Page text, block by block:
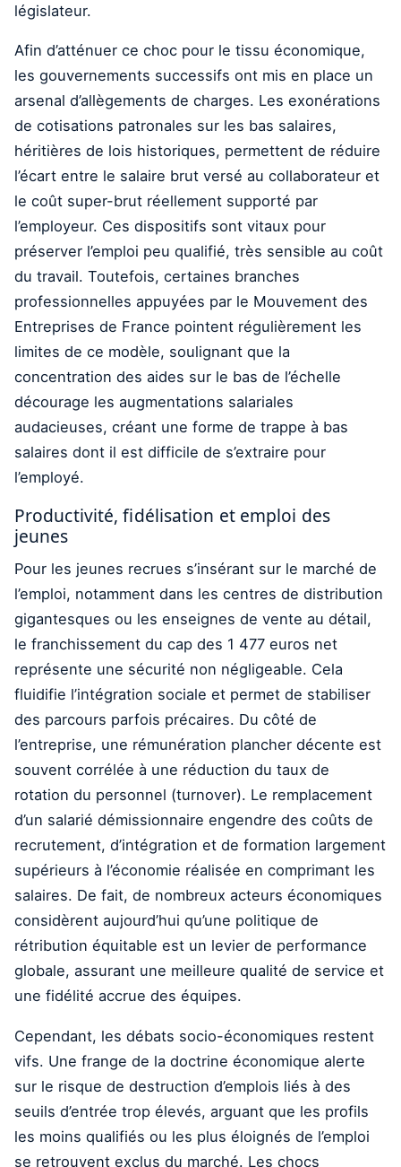
législateur.
Afin d’atténuer ce choc pour le tissu économique,
les gouvernements successifs ont mis en place un
arsenal d’allègements de charges. Les exonérations
de cotisations patronales sur les bas salaires,
héritières de lois historiques, permettent de réduire
l’écart entre le salaire brut versé au collaborateur et
le coût super-brut réellement supporté par
l’employeur. Ces dispositifs sont vitaux pour
préserver l’emploi peu qualifié, très sensible au coût
du travail. Toutefois, certaines branches
professionnelles appuyées par le Mouvement des
Entreprises de France pointent régulièrement les
limites de ce modèle, soulignant que la
concentration des aides sur le bas de l’échelle
décourage les augmentations salariales
audacieuses, créant une forme de trappe à bas
salaires dont il est difficile de s’extraire pour
l’employé.
Productivité, fidélisation et emploi des
jeunes
Pour les jeunes recrues s’insérant sur le marché de
l’emploi, notamment dans les centres de distribution
gigantesques ou les enseignes de vente au détail,
le franchissement du cap des 1 477 euros net
représente une sécurité non négligeable. Cela
fluidifie l’intégration sociale et permet de stabiliser
des parcours parfois précaires. Du côté de
l’entreprise, une rémunération plancher décente est
souvent corrélée à une réduction du taux de
rotation du personnel (turnover). Le remplacement
d’un salarié démissionnaire engendre des coûts de
recrutement, d’intégration et de formation largement
supérieurs à l’économie réalisée en comprimant les
salaires. De fait, de nombreux acteurs économiques
considèrent aujourd’hui qu’une politique de
rétribution équitable est un levier de performance
globale, assurant une meilleure qualité de service et
une fidélité accrue des équipes.
Cependant, les débats socio-économiques restent
vifs. Une frange de la doctrine économique alerte
sur le risque de destruction d’emplois liés à des
seuils d’entrée trop élevés, arguant que les profils
les moins qualifiés ou les plus éloignés de l’emploi
se retrouvent exclus du marché. Les chocs